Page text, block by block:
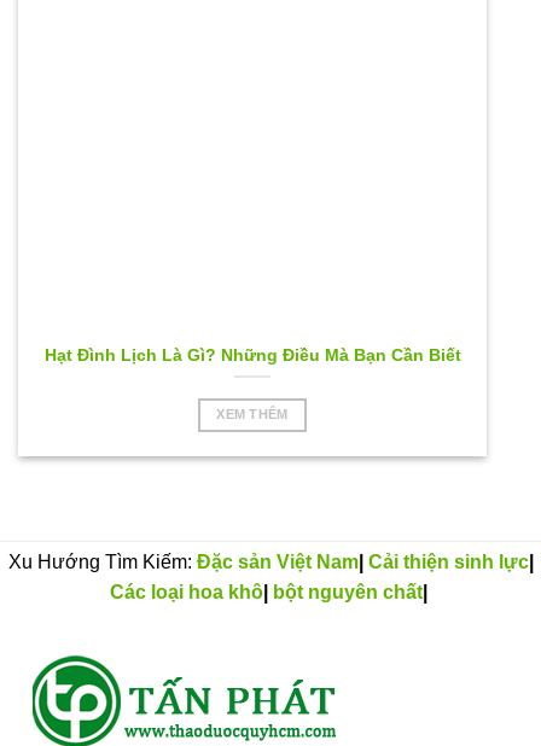
Hạt Đình Lịch Là Gì? Những Điều Mà Bạn Cần Biết
XEM THÊM
Xu Hướng Tìm Kiếm: Đặc sản Việt Nam| Cải thiện sinh lực|
Các loại hoa khô| bột nguyên chất|